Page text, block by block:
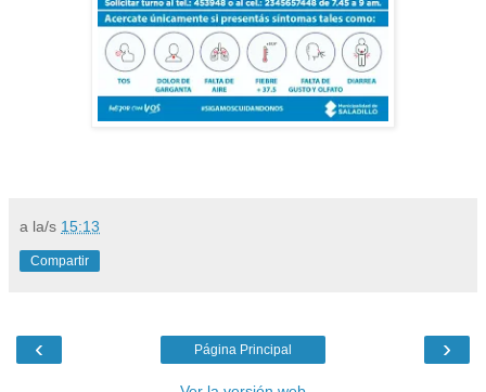
a la/s 15:13
Compartir
‹ ›
Página Principal